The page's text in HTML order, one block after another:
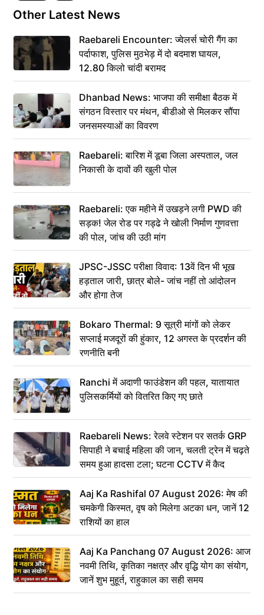
Other Latest News
Raebareli Encounter: ज्वेलर्स चोरी गैंग का
पर्दाफाश, पुलिस मुठभेड़ में दो बदमाश घायल,
12.80 किलो चांदी बरामद
Dhanbad News: भाजपा की समीक्षा बैठक में
संगठन विस्तार पर मंथन, बीडीओ से मिलकर सौंपा
जनसमस्याओं का विवरण
Raebareli: बारिश में डूबा जिला अस्पताल, जल
निकासी के दावों की खुली पोल
Raebareli: एक महीने में उखड़ने लगी PWD की
सड़क! जेल रोड पर गड्ढे ने खोली निर्माण गुणवत्ता
की पोल, जांच की उठी मांग
JPSC-JSSC परीक्षा विवाद: 13वें दिन भी भूख
हड़ताल जारी, छात्र बोले- जांच नहीं तो आंदोलन
और होगा तेज
Bokaro Thermal: 9 सूत्री मांगों को लेकर
सप्लाई मजदूरों की हुंकार, 12 अगस्त के प्रदर्शन की
रणनीति बनी
Ranchi में अदाणी फाउंडेशन की पहल, यातायात
पुलिसकर्मियों को वितरित किए गए छाते
Raebareli News: रेलवे स्टेशन पर सतर्क GRP
सिपाही ने बचाई महिला की जान, चलती ट्रेन में चढ़ते
समय हुआ हादसा टला; घटना CCTV में कैद
Aaj Ka Rashifal 07 August 2026: मेष की
चमकेगी किस्मत, वृष को मिलेगा अटका धन, जानें 12
राशियों का हाल
Aaj Ka Panchang 07 August 2026: आज
नवमी तिथि, कृतिका नक्षत्र और वृद्धि योग का संयोग,
जानें शुभ मुहूर्त, राहुकाल का सही समय